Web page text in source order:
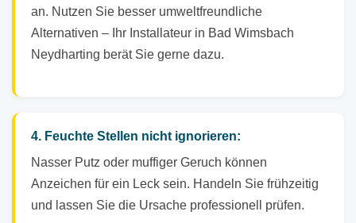
an. Nutzen Sie besser umweltfreundliche
Alternativen – Ihr Installateur in Bad Wimsbach
Neydharting berät Sie gerne dazu.
4. Feuchte Stellen nicht ignorieren:
Nasser Putz oder muffiger Geruch können
Anzeichen für ein Leck sein. Handeln Sie frühzeitig
und lassen Sie die Ursache professionell prüfen.